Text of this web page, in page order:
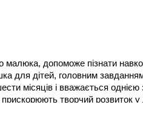
допоможе пізнати
для дітей, головним
місяців і вважається однією
прискорюють творчий розвиток у